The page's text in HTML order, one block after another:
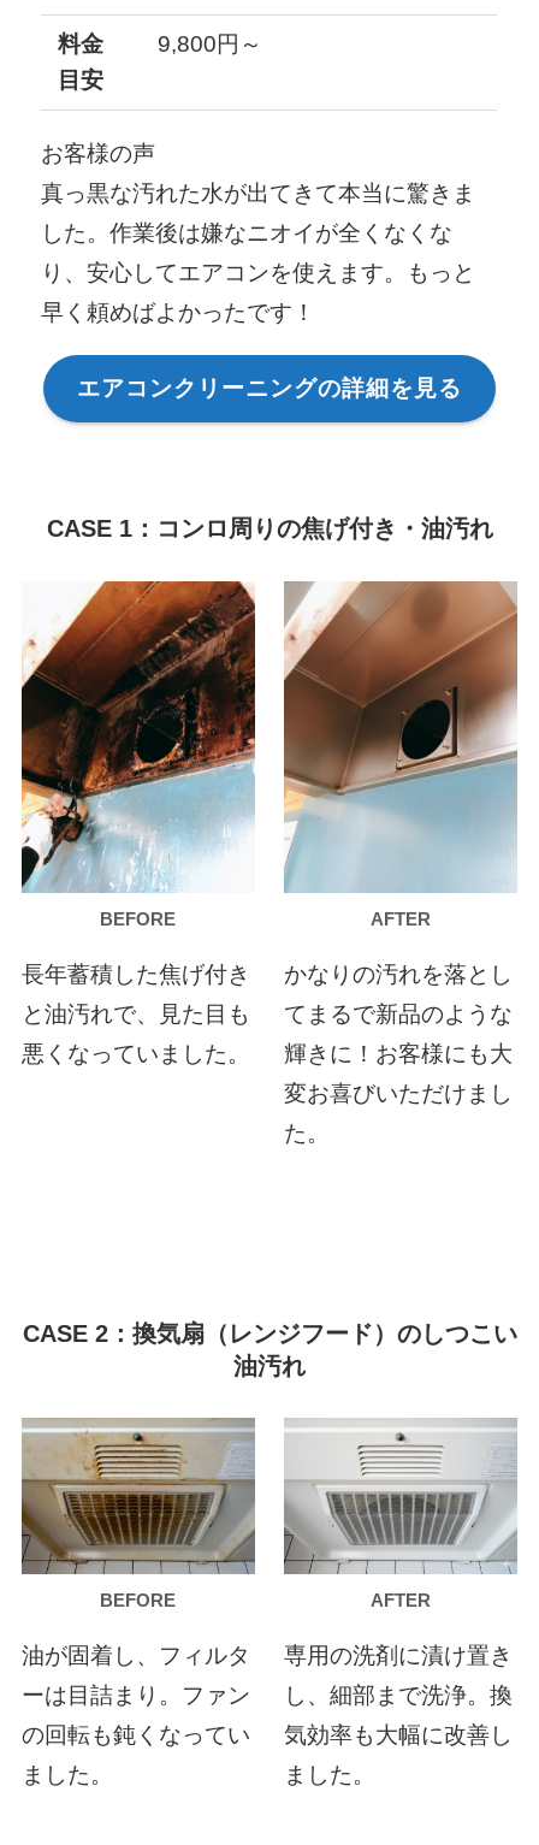
料金
目安
9,800円～
お客様の声
真っ黒な汚れた水が出てきて本当に驚きま
した。作業後は嫌なニオイが全くなくな
り、安心してエアコンを使えます。もっと
早く頼めばよかったです！
エアコンクリーニングの詳細を見る
CASE 1：コンロ周りの焦げ付き・油汚れ
BEFORE
長年蓄積した焦げ付き
と油汚れで、見た目も
悪くなっていました。
AFTER
かなりの汚れを落とし
てまるで新品のような
輝きに！お客様にも大
変お喜びいただけまし
た。
CASE 2：換気扇（レンジフード）のしつこい
油汚れ
BEFORE
油が固着し、フィルタ
ーは目詰まり。ファン
の回転も鈍くなってい
ました。
AFTER
専用の洗剤に漬け置き
し、細部まで洗浄。換
気効率も大幅に改善し
ました。